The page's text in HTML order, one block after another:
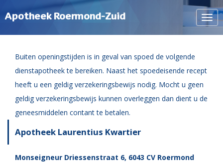
Apotheek Roermond-Zuid
Buiten openingstijden is in geval van spoed de volgende
dienstapotheek te bereiken. Naast het spoedeisende recept
heeft u een geldig verzekeringsbewijs nodig. Mocht u geen
geldig verzekeringsbewijs kunnen overleggen dan dient u de
geneesmiddelen contant te betalen.
Apotheek Laurentius Kwartier
Monseigneur Driessenstraat 6, 6043 CV Roermond